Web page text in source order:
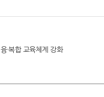
융·복합 교육체계 강화